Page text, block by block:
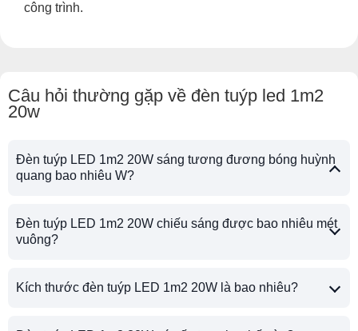
công trình.
Câu hỏi thường gặp về đèn tuýp led 1m2
20w
Đèn tuýp LED 1m2 20W sáng tương đương bóng huỳnh
quang bao nhiêu W?
Đèn tuýp LED 1m2 20W chiếu sáng được bao nhiêu mét
vuông?
Kích thước đèn tuýp LED 1m2 20W là bao nhiêu?